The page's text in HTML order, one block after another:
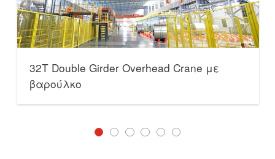
32T Double Girder Overhead Crane με
βαρούλκο